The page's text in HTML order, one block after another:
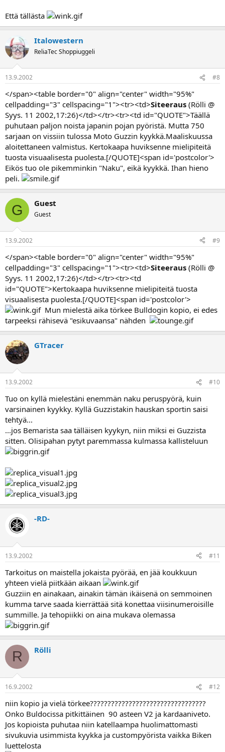
Että tällästa
Italowestern
ReliaTec Shoppiuggeli
13.9.2002 #8
</span><table border="0" align="center" width="95%"
cellpadding="3" cellspacing="1"><tr><td>Siteeraus (Rölli @
Syys. 11 2002,17:26)</td></tr><tr><td id="QUOTE">Täällä
puhutaan paljon noista japanin pojan pyöristä. Mutta 750
sarjaan on vissiin tulossa Moto Guzzin kyykkä.Maaliskuussa
aloitettaneen valmistus. Kertokaapa huviksenne mielipiteitä
tuosta visuaalisesta puolesta.[/QUOTE]<span id='postcolor'>
Eikös tuo ole pikemminkin "Naku", eikä kyykkä. Ihan hieno
peli.
G Guest
Guest
13.9.2002 #9
</span><table border="0" align="center" width="95%"
cellpadding="3" cellspacing="1"><tr><td>Siteeraus (Rölli @
Syys. 11 2002,17:26)</td></tr><tr><td
id="QUOTE">Kertokaapa huviksenne mielipiteitä tuosta
visuaalisesta puolesta.[/QUOTE]<span id='postcolor'>
Mun mielestä aika törkee Bulldogin kopio, ei edes
tarpeeksi rähisevä "esikuvaansa" nähden
GTracer
13.9.2002 #10
Tuo on kyllä mielestäni enemmän naku peruspyörä, kuin
varsinainen kyykky. Kyllä Guzzistakin hauskan sportin saisi
tehtyä...
...jos Bemarista saa tälläisen kyykyn, niin miksi ei Guzzista
sitten. Olisipahan pytyt paremmassa kulmassa kallisteluun
-RD-
13.9.2002 #11
Tarkoitus on maistella jokaista pyörää, en jää koukkuun
yhteen vielä piitkään aikaan
Guzziin en ainakaan, ainakin tämän ikäisenä on semmoinen
kumma tarve saada kierrättää sitä konettaa viisinumeroisille
summille. Ja tehopiikki on aina mukava olemassa
R Rölli
16.9.2002 #12
niin kopio ja vielä törkee?????????????????????????????????
Onko Buldocissa pitkittäinen 90 asteen V2 ja kardaaniveto.
Jos kopioista puhutaa niin katellaampa huolimattomasti
sivukuvia usimmista kyykka ja custompyörista vaikka Biken
luettelosta